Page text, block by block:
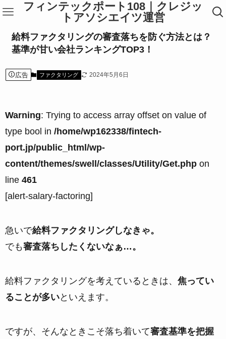
フィンテックポート108｜クレジッ
トアソシエイツ運営
給料ファクタリングの審査落ちを防ぐ方法とは？
基準が甘い会社ランキングTOP3！
広告 ファクタリング 2024年5月6日
Warning: Trying to access array offset on value of
type bool in /home/wp162338/fintech-
port.jp/public_html/wp-
content/themes/swell/classes/Utility/Get.php on
line 461
[alert-salary-factoring]
急いで給料ファクタリングしなきゃ。
でも審査落ちしたくないなぁ…。
給料ファクタリングを考えているときは、 焦ってい
ることが多いといえます。
ですが、そんなときこそ落ち着いて審査基準を把握